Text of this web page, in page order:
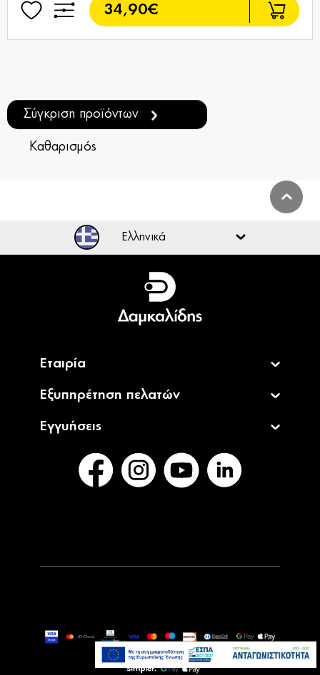
34,90€
Σύγκριση προϊόντων
Καθαρισμός
Ελληνικά
Ελληνικά
English
Εταιρία
Εξυπηρέτηση πελατών
Εγγυήσεις